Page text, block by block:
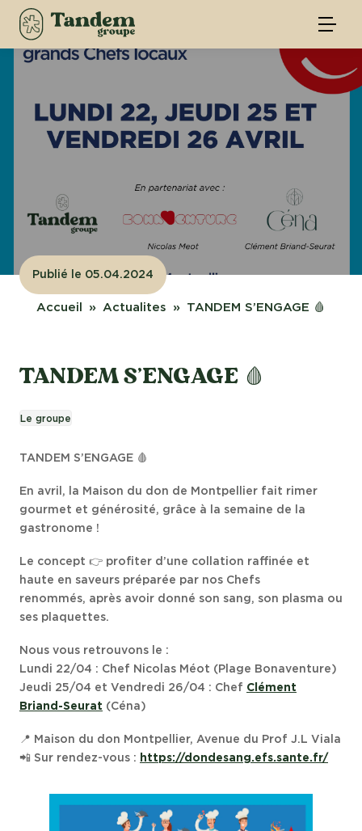
Publié le 05.04.2024
Accueil Actualites TANDEM S’ENGAGE 🩸
TANDEM S’ENGAGE 🩸
Le groupe
TANDEM S’ENGAGE 🩸
En avril, la Maison du don de Montpellier fait rimer
gourmet et générosité, grâce à la semaine de la
gastronome !
Le concept 👉 profiter d’une collation raffinée et
haute en saveurs préparée par nos Chefs
renommés, après avoir donné son sang, son plasma ou
ses plaquettes.
Nous vous retrouvons le :
Lundi 22/04 : Chef Nicolas Méot (Plage Bonaventure)
Jeudi 25/04 et Vendredi 26/04 : Chef Clément
Briand-Seurat (Céna)
📍 Maison du don Montpellier, Avenue du Prof J.L Viala
📲 Sur rendez-vous : https://dondesang.efs.sante.fr/